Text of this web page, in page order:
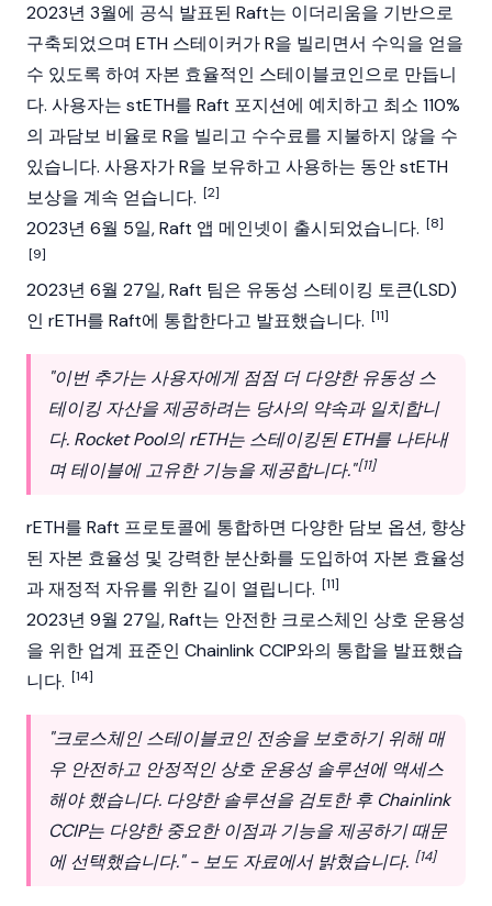
2023년 3월에 공식 발표된 Raft는 이더리움을 기반으로
구축되었으며 ETH 스테이커가 R을 빌리면서 수익을 얻을
수 있도록 하여 자본 효율적인 스테이블코인으로 만듭니
다. 사용자는 stETH를 Raft 포지션에 예치하고 최소 110%
의 과담보 비율로 R을 빌리고 수수료를 지불하지 않을 수
있습니다. 사용자가 R을 보유하고 사용하는 동안stETH
보상을 계속 얻습니다. [2]
2023년 6월 5일, Raft 앱 메인넷이 출시되었습니다. [8]
[9]
2023년 6월 27일, Raft 팀은 유동성 스테이킹 토큰(LSD)
인 rETH를 Raft에 통합한다고 발표했습니다. [11]
"이번 추가는 사용자에게 점점 더 다양한 유동성 스
테이킹 자산을 제공하려는 당사의 약속과 일치합니
다. Rocket Pool의 rETH는 스테이킹된 ETH를 나타내
며 테이블에 고유한 기능을 제공합니다."[11]
rETH를 Raft 프로토콜에 통합하면 다양한 담보 옵션, 향상
된 자본 효율성 및 강력한 분산화를 도입하여 자본 효율성
과 재정적 자유를 위한 길이 열립니다. [11]
2023년 9월 27일, Raft는 안전한 크로스체인 상호 운용성
을 위한 업계 표준인 ChainlinkCCIP와의 통합을 발표했습
니다. [14]
"크로스체인 스테이블코인 전송을 보호하기 위해 매
우 안전하고 안정적인 상호 운용성 솔루션에 액세스
해야 했습니다. 다양한 솔루션을 검토한 후 Chainlink
CCIP는 다양한 중요한 이점과 기능을 제공하기 때문
에 선택했습니다." - 보도 자료에서 밝혔습니다. [14]